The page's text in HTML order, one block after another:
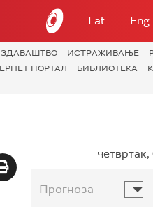
Lat Eng
ИСТРАЖИВАЊЕ
ПОРТАЛ БИБЛИОТЕКА
Прогноза